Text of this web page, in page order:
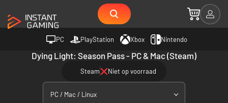
PC PlayStation Xbox Nintendo
Dying Light: Season Pass - PC & Mac (Steam)
Steam Niet op voorraad
PC / Mac / Linux